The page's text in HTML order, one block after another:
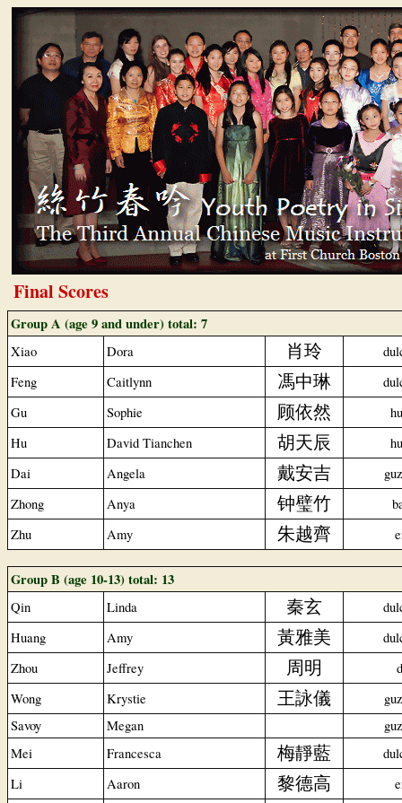
Final Scores
Group A (age 9 and under) total: 7
Xiao Dora 肖玲
Feng
Caitlynn 馮中琳
Gu
Sophie 顾依然
Hu
David Tianchen 胡天辰
Dai
Angela 戴安吉
Zhong
Anya 钟璧竹
Zhu
Amy 朱越齊
Group B (age 10-13) total: 13
Qin Linda 秦玄
Huang
Amy 黃雅美
Zhou
Jeffrey 周明
Wong
Krystie 王詠儀
Savoy
Megan
Mei
Francesca 梅靜藍
Li
Aaron 黎德高